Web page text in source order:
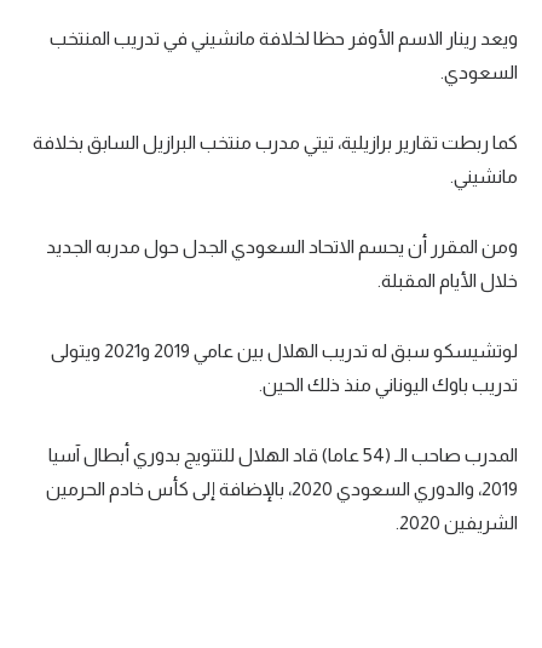
تحقيق في الجول
تحليل في الجول
كويز في الجول
ويعد رينار الاسم الأوفر حظا لخلافة مانشيني في تدريب المنتخب
السعودي.
كما ربطت تقارير برازيلية، تيتي مدرب منتخب البرازيل السابق بخلافة
مانشيني.
ومن المقرر أن يحسم الاتحاد السعودي الجدل حول مدربه الجديد
خلال الأيام المقبلة.
لوتشيسكو سبق له تدريب الهلال بين عامي 2019 و2021 ويتولى
تدريب باوك اليوناني منذ ذلك الحين.
المدرب صاحب الـ (54 عاما) قاد الهلال للتتويج بدوري أبطال آسيا
2019، والدوري السعودي 2020، بالإضافة إلى كأس خادم الحرمين
الشريفين 2020.